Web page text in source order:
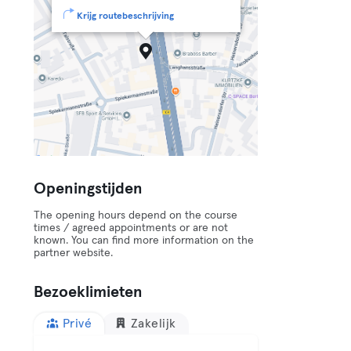
Krijg routebeschrijving
Openingstijden
The opening hours depend on the course
times / agreed appointments or are not
known. You can find more information on the
partner website.
Bezoeklimieten
Privé Zakelijk